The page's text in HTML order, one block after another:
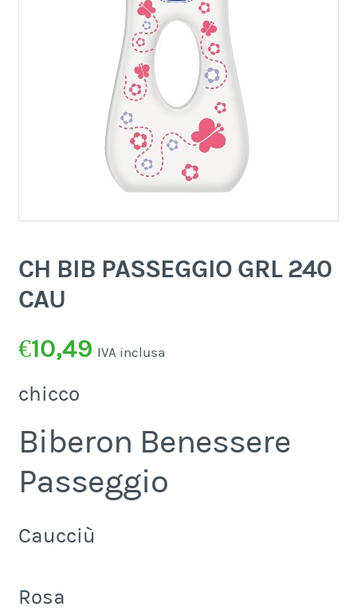
CH BIB PASSEGGIO GRL 240
CAU
€10,49 IVA inclusa
chicco
Biberon Benessere
Passeggio
Caucciù
Rosa